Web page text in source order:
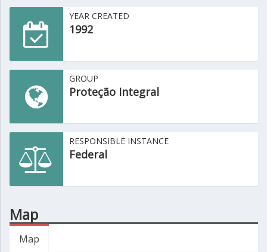
YEAR CREATED
1992
GROUP
Proteção Integral
RESPONSIBLE INSTANCE
Federal
Map
Map